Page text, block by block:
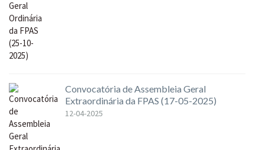
Convocatória de Assembleia Geral
Extraordinária da FPAS (17-05-2025)
12-04-2025